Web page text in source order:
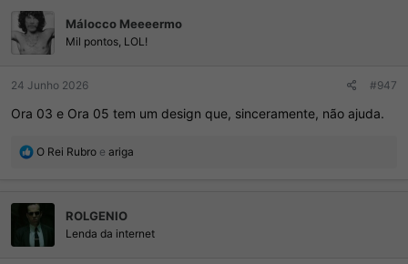
s
:
Málocco Meeeermo
Mil pontos, LOL!
24 Junho 2026 #947
Ora 03 e Ora 05 tem um design que, sinceramente, não ajuda.
R
ç
õ
e
s
O Rei Rubro e ariga
ROLGENIO
Lenda da internet